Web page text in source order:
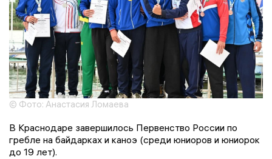
© Фото: Анастасия Ломаева
В Краснодаре завершилось Первенство России по
гребле на байдарках и каноэ (среди юниоров и юниорок
до 19 лет).